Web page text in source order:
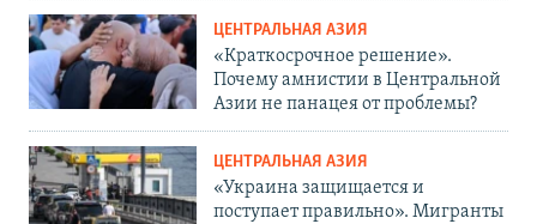
ЦЕНТРАЛЬНАЯ АЗИЯ
«Краткосрочное решение».
Почему амнистии в Центральной
Азии не панацея от проблемы?
ЦЕНТРАЛЬНАЯ АЗИЯ
«Украина защищается и
поступает правильно». Мигранты